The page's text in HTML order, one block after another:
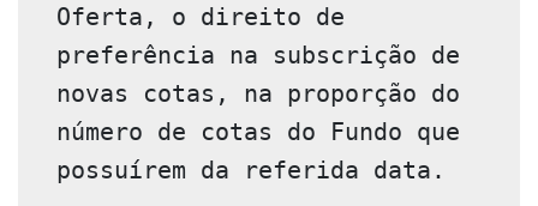
Oferta, o direito de
preferência na subscrição de
novas cotas, na proporção do
número de cotas do Fundo que
possuírem da referida data.